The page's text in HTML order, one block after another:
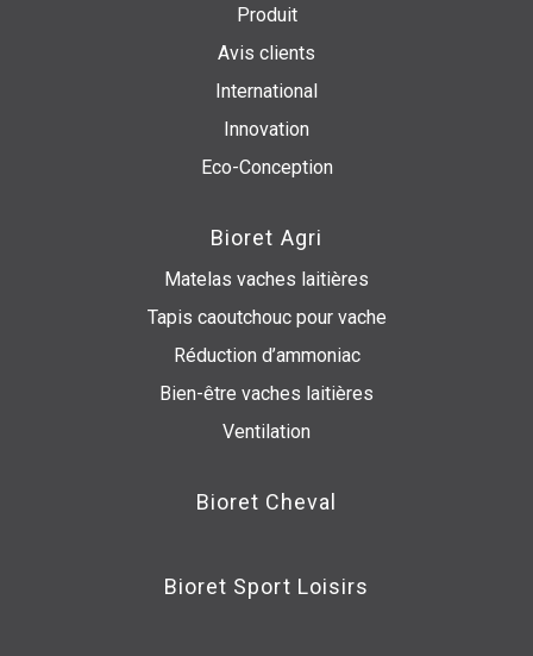
Produit
Avis clients
International
Innovation
Eco-Conception
Bioret Agri
Matelas vaches laitières
Tapis caoutchouc pour vache
Réduction d’ammoniac
Bien-être vaches laitières
Ventilation
Bioret Cheval
Bioret Sport Loisirs